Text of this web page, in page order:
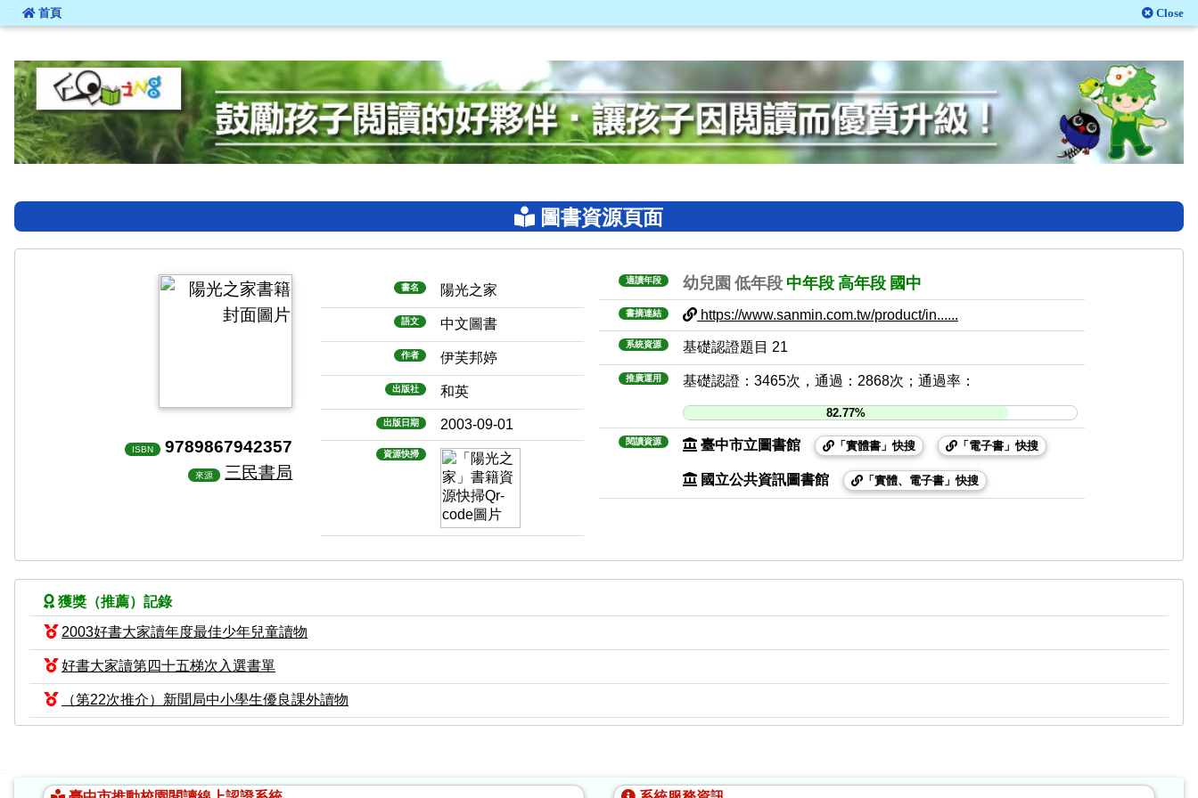
::: 首頁 Close
圖書資源頁面
ISBN 9789867942357
來源 三民書局
書名 陽光之家
語文 中文圖書
作者 伊芙邦婷
出版社 和英
出版日期 2003-09-01
資源快掃
適讀年段 幼兒園 低年段 中年段 高年段 國中
書摘連結 https://www.sanmin.com.tw/product/in......
系統資源 基礎認證題目 21
推廣運用 基礎認證：3465次，通過：2868次；通過率：
82.77%
閱讀資源 臺中市立圖書館 「實體書」快搜 「電子書」快搜
國立公共資訊圖書館 「實體、電子書」快搜
獲獎（推薦）記錄
2003好書大家讀年度最佳少年兒童讀物
好書大家讀第四十五梯次入選書單
（第22次推介）新聞局中小學生優良課外讀物